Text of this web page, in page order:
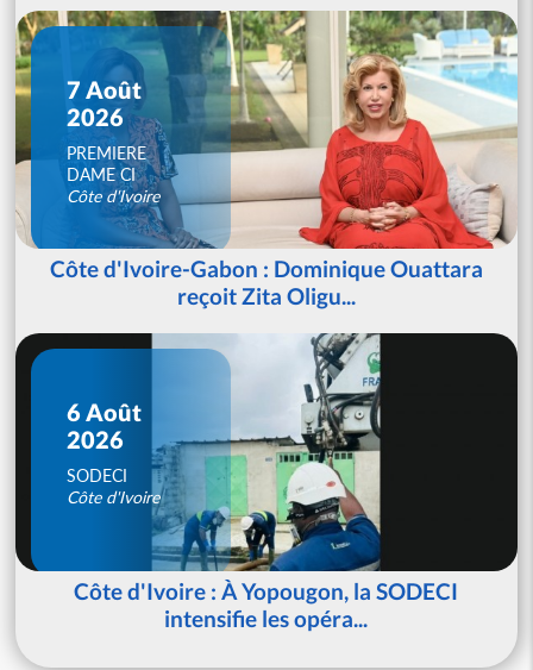
7 Août
2026
PREMIERE
DAME CI
Côte d'Ivoire
Côte d'Ivoire-Gabon : Dominique Ouattara
reçoit Zita Oligu...
6 Août
2026
SODECI
Côte d'Ivoire
Côte d'Ivoire : À Yopougon, la SODECI
intensifie les opéra...